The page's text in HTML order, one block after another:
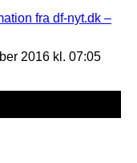
fra df-nyt.dk –
2016 kl. 07:05